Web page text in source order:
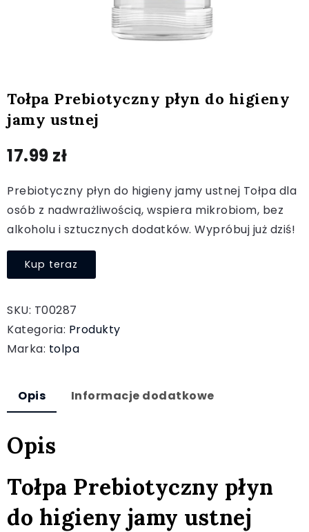
Tołpa Prebiotyczny płyn do higieny
jamy ustnej
17.99 zł
Prebiotyczny płyn do higieny jamy ustnej Tołpa dla
osób z nadwrażliwością, wspiera mikrobiom, bez
alkoholu i sztucznych dodatków. Wypróbuj już dziś!
Kup teraz
SKU: T00287
Kategoria: Produkty
Marka: tolpa
Opis Informacje dodatkowe
Opis
Tołpa Prebiotyczny płyn
do higieny jamy ustnej